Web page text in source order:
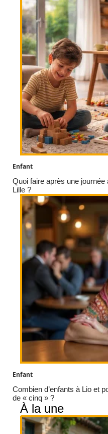
Enfant
Quoi faire après une journée
Lille ?
Enfant
Combien d’enfants à Lio et
de « cinq » ?
À la une